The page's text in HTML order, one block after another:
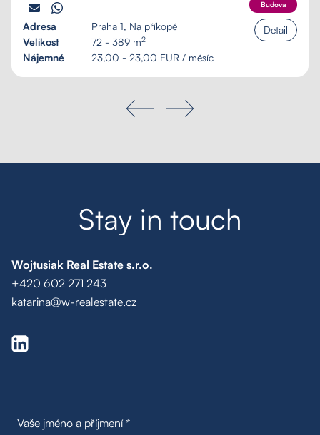
Moje oblíbené
Hledat
Budova
Adresa
Praha 1, Na příkopě
Velikost
72 - 389 m2
Nájemné 23,00 - 23,00 EUR / měsíc
Detail
Stay in touch
Wojtusiak Real Estate s.r.o.
+420 602 271 243
katarina@w-realestate.cz